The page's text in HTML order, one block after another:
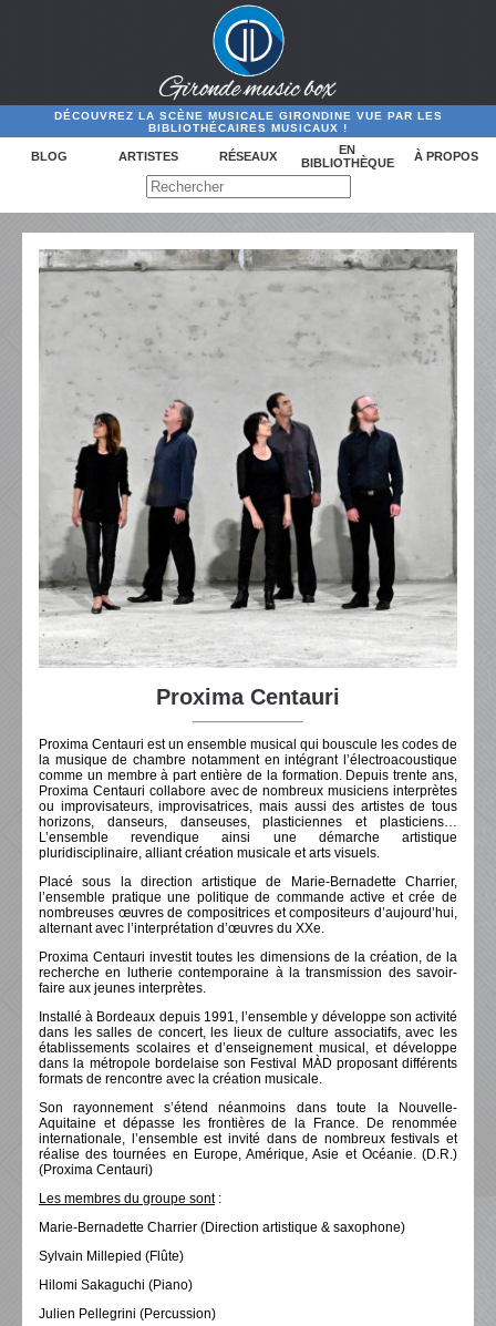
DÉCOUVREZ LA SCÈNE MUSICALE GIRONDINE VUE PAR LES
BIBLIOTHÉCAIRES MUSICAUX !
BLOG ARTISTES RÉSEAUX
EN
BIBLIOTHÈQUE
À PROPOS
Proxima Centauri
Proxima Centauri est un ensemble musical qui bouscule les codes de
la musique de chambre notamment en intégrant l’électroacoustique
comme un membre à part entière de la formation. Depuis trente ans,
Proxima Centauri collabore avec de nombreux musiciens interprètes
ou improvisateurs, improvisatrices, mais aussi des artistes de tous
horizons, danseurs, danseuses, plasticiennes et plasticiens…
L’ensemble revendique ainsi une démarche artistique
pluridisciplinaire, alliant création musicale et arts visuels.
Placé sous la direction artistique de Marie-Bernadette Charrier,
l’ensemble pratique une politique de commande active et crée de
nombreuses œuvres de compositrices et compositeurs d’aujourd’hui,
alternant avec l’interprétation d’œuvres du XXe.
Proxima Centauri investit toutes les dimensions de la création, de la
recherche en lutherie contemporaine à la transmission des savoir-
faire aux jeunes interprètes.
Installé à Bordeaux depuis 1991, l’ensemble y développe son activité
dans les salles de concert, les lieux de culture associatifs, avec les
établissements scolaires et d’enseignement musical, et développe
dans la métropole bordelaise son Festival MÀD proposant différents
formats de rencontre avec la création musicale.
Son rayonnement s’étend néanmoins dans toute la Nouvelle-
Aquitaine et dépasse les frontières de la France. De renommée
internationale, l’ensemble est invité dans de nombreux festivals et
réalise des tournées en Europe, Amérique, Asie et Océanie. (D.R.)
(Proxima Centauri)
Les membres du groupe sont:
Marie-Bernadette Charrier (Direction artistique & saxophone)
Sylvain Millepied (Flûte)
Hilomi Sakaguchi (Piano)
Julien Pellegrini (Percussion)